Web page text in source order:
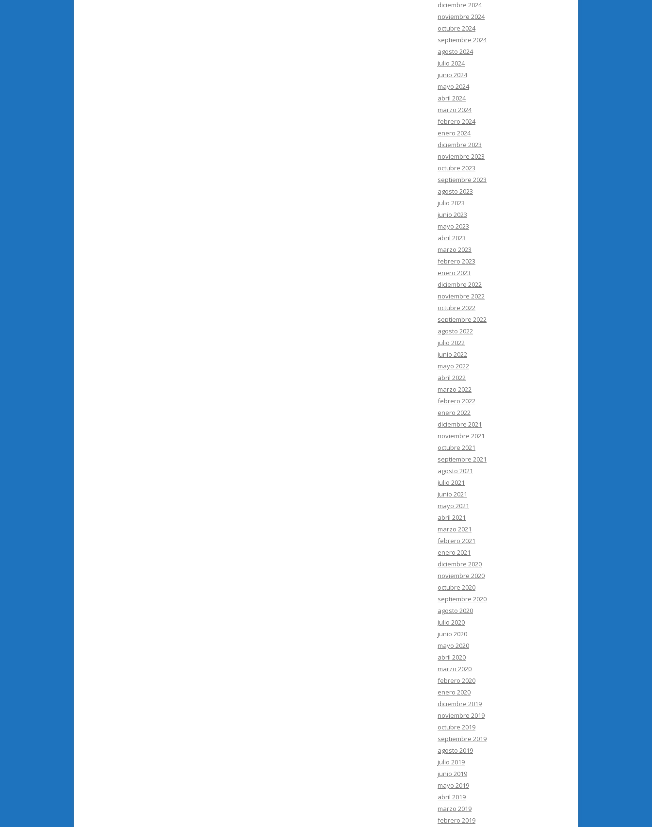
diciembre 2024
noviembre 2024
octubre 2024
septiembre 2024
agosto 2024
julio 2024
junio 2024
mayo 2024
abril 2024
marzo 2024
febrero 2024
enero 2024
diciembre 2023
noviembre 2023
octubre 2023
septiembre 2023
agosto 2023
julio 2023
junio 2023
mayo 2023
abril 2023
marzo 2023
febrero 2023
enero 2023
diciembre 2022
noviembre 2022
octubre 2022
septiembre 2022
agosto 2022
julio 2022
junio 2022
mayo 2022
abril 2022
marzo 2022
febrero 2022
enero 2022
diciembre 2021
noviembre 2021
octubre 2021
septiembre 2021
agosto 2021
julio 2021
junio 2021
mayo 2021
abril 2021
marzo 2021
febrero 2021
enero 2021
diciembre 2020
noviembre 2020
octubre 2020
septiembre 2020
agosto 2020
julio 2020
junio 2020
mayo 2020
abril 2020
marzo 2020
febrero 2020
enero 2020
diciembre 2019
noviembre 2019
octubre 2019
septiembre 2019
agosto 2019
julio 2019
junio 2019
mayo 2019
abril 2019
marzo 2019
febrero 2019